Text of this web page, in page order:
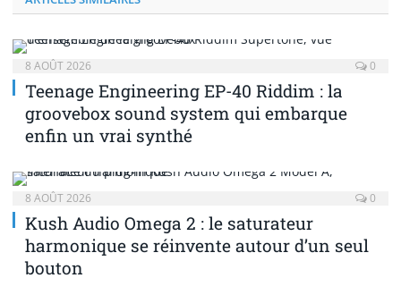
8 AOÛT 2026 0
Teenage Engineering EP-40 Riddim : la
groovebox sound system qui embarque
enfin un vrai synthé
8 AOÛT 2026 0
Kush Audio Omega 2 : le saturateur
harmonique se réinvente autour d’un seul
bouton